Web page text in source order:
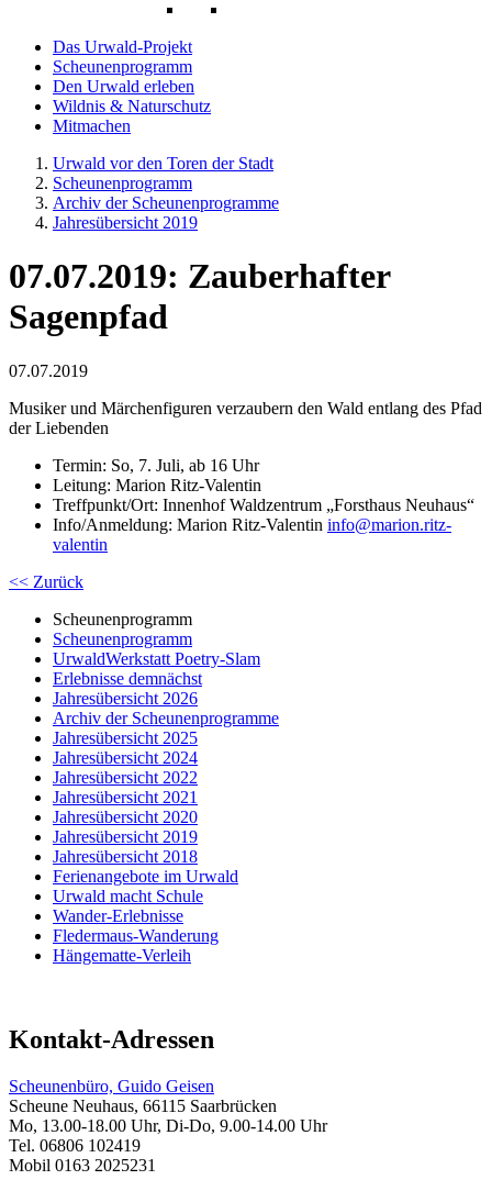
Das Urwald-Projekt
Scheunenprogramm
Den Urwald erleben
Wildnis & Naturschutz
Mitmachen
Urwald vor den Toren der Stadt
Scheunenprogramm
Archiv der Scheunenprogramme
Jahresübersicht 2019
07.07.2019: Zauberhafter
Sagenpfad
07.07.2019
Musiker und Märchenfiguren verzaubern den Wald entlang des Pfad
der Liebenden
Termin: So, 7. Juli, ab 16 Uhr
Leitung: Marion Ritz-Valentin
Treffpunkt/Ort: Innenhof Waldzentrum „Forsthaus Neuhaus“
Info/Anmeldung: Marion Ritz-Valentin info@marion.ritz-
valentin
<< Zurück
Scheunenprogramm
Scheunenprogramm
UrwaldWerkstatt Poetry-Slam
Erlebnisse demnächst
Jahresübersicht 2026
Archiv der Scheunenprogramme
Jahresübersicht 2025
Jahresübersicht 2024
Jahresübersicht 2022
Jahresübersicht 2021
Jahresübersicht 2020
Jahresübersicht 2019
Jahresübersicht 2018
Ferienangebote im Urwald
Urwald macht Schule
Wander-Erlebnisse
Fledermaus-Wanderung
Hängematte-Verleih
Kontakt-Adressen
Scheunenbüro, Guido Geisen
Scheune Neuhaus, 66115 Saarbrücken
Mo, 13.00-18.00 Uhr, Di-Do, 9.00-14.00 Uhr
Tel. 06806 102419
Mobil 0163 2025231